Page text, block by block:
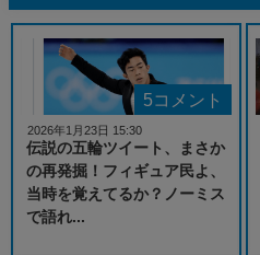
5コメント
伝説の五輪ツイート、まさか
の再発掘！フィギュア民よ、
当時を覚えてるか？ノーミス
で語れ...
2026年1月23日 15:30